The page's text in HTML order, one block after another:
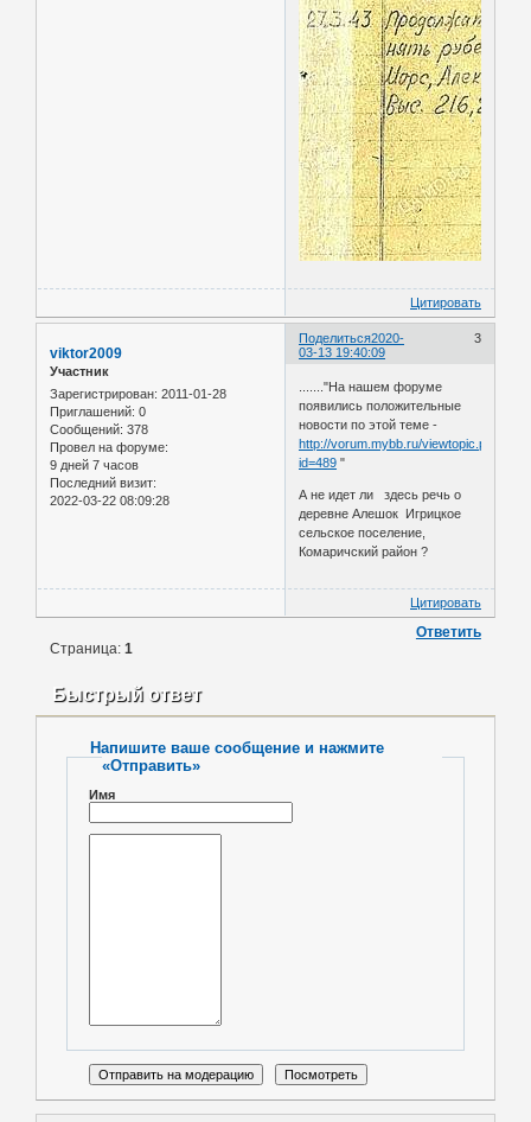
Цитировать
Поделиться 3
2020-
03-13 19:40:09
viktor2009
Участник
Зарегистрирован: 2011-01-28
Приглашений: 0
Сообщений: 378
Провел на форуме:
9 дней 7 часов
Последний визит:
2022-03-22 08:09:28
......."На нашем форуме
появились положительные
новости по этой теме -
http://vorum.mybb.ru/viewtopic.php?
id=489 "
А не идет ли здесь речь о
деревне Алешок Игрицкое
сельское поселение,
Комаричский район ?
Цитировать
Ответить
Страница:1
Быстрый ответ
Напишите ваше сообщение и нажмите
«Отправить»
Имя